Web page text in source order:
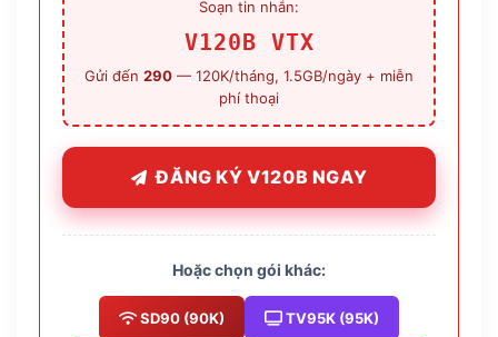
Soạn tin nhắn:
V120B VTX
Gửi đến 290 — 120K/tháng, 1.5GB/ngày + miễn
phí thoại
ĐĂNG KÝ V120B NGAY
Hoặc chọn gói khác:
SD90 (90K) TV95K (95K)